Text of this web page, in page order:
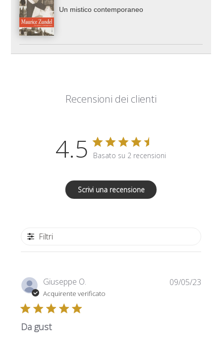
Un mistico contemporaneo
Recensioni dei clienti
4.5 Basato su 2 recensioni
Scrivi una recensione
Filtri
Giuseppe O.
Acquirente verificato
Da gust
09/05/23